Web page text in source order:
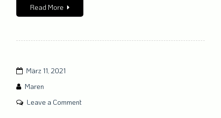
Read More
März 11, 2021
Maren
Leave a Commenton